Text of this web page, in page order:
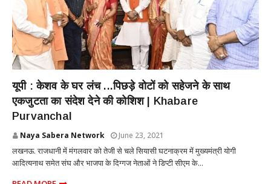
यूपी : केशव के घर लंच ...पिछड़े वोटों को सहेजने के साथ
एकजुटता का संदेश देने की कोशिश | Khabare
Purvanchal
Naya Sabera Network June 23, 2021
लखनऊ. राजधानी में मंगलवार को तेजी से चले सियासी घटनाक्रम में मुख्यमंत्री योगी
आदित्यनाथ समेत संघ और भाजपा के दिग्गज नेताओं ने डिप्टी सीएम के...